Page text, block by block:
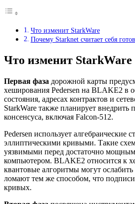
Что изменит StarkWare
Почему Starknet считает себя
Что изменит StarkWare
Первая фаза дорожной карты
хеширования Pedersen на BLAKE2 в
состояния, адресах контрактов и
StarkWare также планирует внедрить
консенсуса, включая Falcon-512.
Pedersen использует алгебраические
эллиптическими кривыми. Такие
уязвимыми перед достаточно
компьютером. BLAKE2 относится к
квантовые алгоритмы могут
ломают тем же способом, что
кривых.